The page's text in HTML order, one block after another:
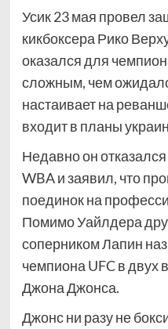
Усик 23 мая провел
кикбоксера Рико
оказался для
сложным, чем
настаивает на
входит в планы
Недавно он
WBA и заявил, что
поединок на
Помимо Уайлдера
соперником Лапин
чемпиона UFC в двух
Джона Джонса.
Джонс ни разу не